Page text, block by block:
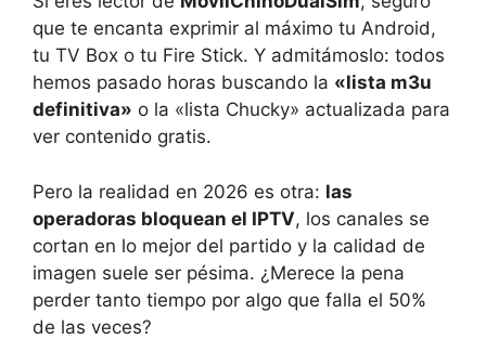
que te encanta exprimir al máximo tu Android,
tu TV Box o tu Fire Stick. Y admitámoslo: todos
hemos pasado horas buscando la «lista m3u
definitiva» o la «lista Chucky» actualizada para
ver contenido gratis.
Pero la realidad en 2026 es otra: las
operadoras bloquean el IPTV, los canales se
cortan en lo mejor del partido y la calidad de
imagen suele ser pésima. ¿Merece la pena
perder tanto tiempo por algo que falla el 50%
de las veces?